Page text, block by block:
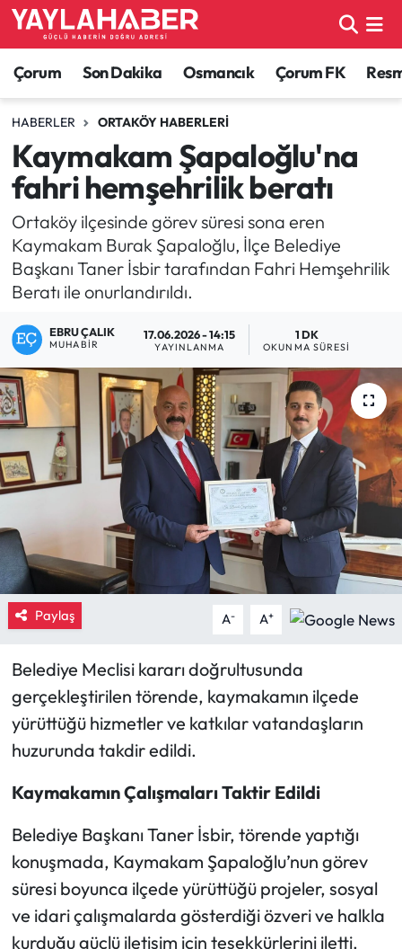
Çorum Son Dakika Osmancık Çorum FK
HABERLER ORTAKÖY HABERLERI
Kaymakam Şapaloğlu'na
fahri hemşehrilik beratı
Ortaköy ilçesinde görev süresi sona eren
Kaymakam Burak Şapaloğlu, İlçe Belediye
Başkanı Taner İsbir tarafından Fahri Hemşehrilik
Beratı ile onurlandırıldı.
EBRU ÇALIK
MUHABIR
17.06.2026 - 14:15
YAYINLANMA
1 DK
OKUNMA SÜRESI
Paylaş A- A+
Belediye Meclisi kararı doğrultusunda
gerçekleştirilen törende, kaymakamın ilçede
yürüttüğü hizmetler ve katkılar vatandaşların
huzurunda takdir edildi.
Kaymakamın Çalışmaları Taktir Edildi
Belediye Başkanı Taner İsbir, törende yaptığı
konuşmada, Kaymakam Şapaloğlu’nun görev
süresi boyunca ilçede yürüttüğü projeler, sosyal
ve idari çalışmalarda gösterdiği özveri ve halkla
kurduğu güçlü iletişim için teşekkürlerini iletti.
Alaca Haberleri
Bayat Haberleri
Bilgi - Keşfet Haberleri
Bilim ve Teknoloji
Boğazkale Haberleri
Çorum Haberleri
Çorum Son Dakika Haberleri
Dodurga Haberleri
Eğitim
Ekonomi
İskilip Haberleri
Kargı Haberleri
Kimdir?
Kültür Sanat
Laçin Haberleri
Magazin
Mecitözü Haberleri
Oğuzlar Haberleri
Ortaköy Haberleri
Çorum Nöbetçi Eczaneler
Çorum Hava Durumu
Çorum Namaz Vakitleri
Çorum Trafik Yoğunluk Haritası
TFF 1.Lig Puan Durumu ve Fikstür
Tüm Manşetler
Son Dakika Haberleri
Haber Arşivi